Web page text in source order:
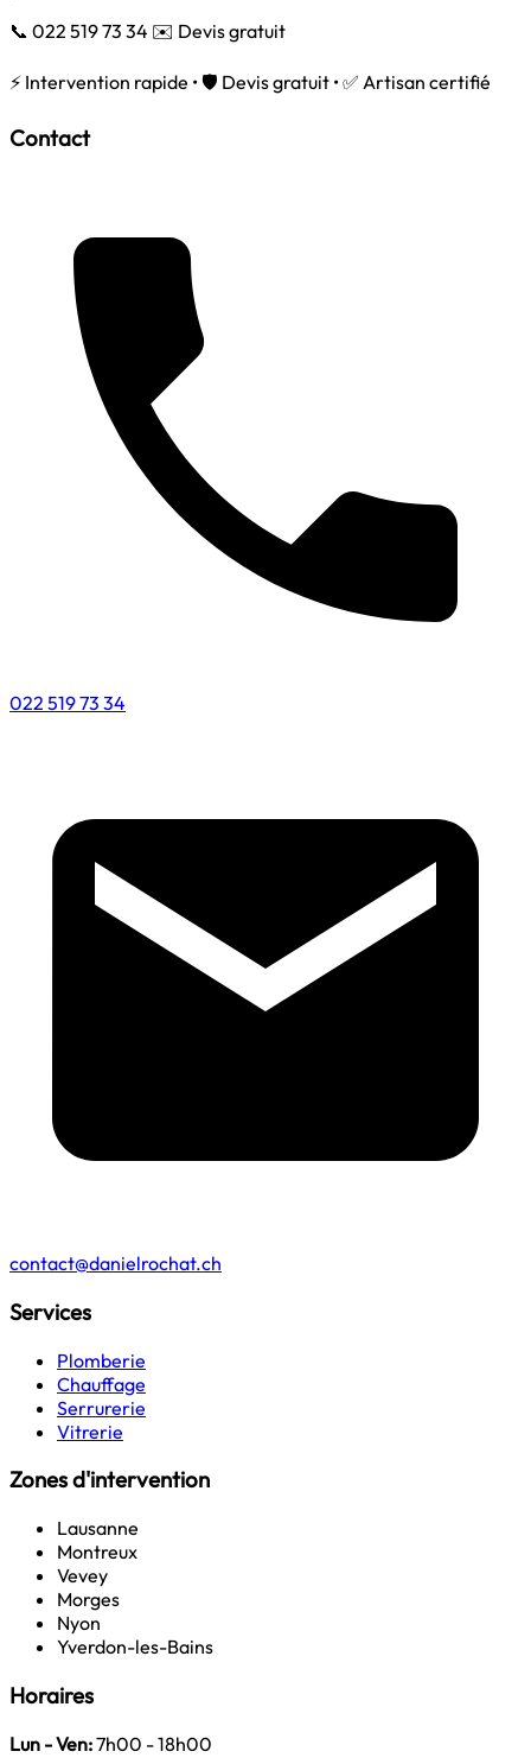
📞 022 519 73 34 ✉️ Devis gratuit
⚡ Intervention rapide • 🛡️ Devis gratuit • ✅ Artisan certifié
Contact
022 519 73 34
contact@danielrochat.ch
Services
Plomberie
Chauffage
Serrurerie
Vitrerie
Zones d'intervention
Lausanne
Montreux
Vevey
Morges
Nyon
Yverdon-les-Bains
Horaires
Lun - Ven:7h00 - 18h00